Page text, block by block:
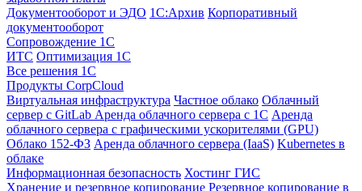
Документооборот и ЭДО 1С:Архив Корпоративный
документооборот
Сопровождение 1С
ИТС Оптимизация 1С
Все решения 1С
Продукты CorpCloud
Виртуальная инфраструктура Частное облако Облачный
сервер с GitLab Аренда облачного сервера с 1С Аренда
облачного сервера с графическими ускорителями (GPU)
Облако 152-ФЗ Аренда облачного сервера (IaaS) Kubernetes в
облаке
Информационная безопасность Хостинг ГИС
Хранение и резервное копирование Резервное копирование в